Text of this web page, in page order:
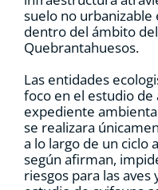
suelo no urbanizable
dentro del ámbito
Quebrantahuesos.
Las entidades
foco en el estudio de
expediente
se realizara
a lo largo de un ciclo
según afirman,
riesgos para las aves